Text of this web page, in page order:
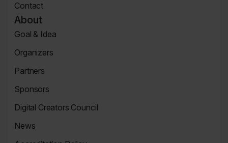
Contact
Contact
Page
About
Goal & Idea
Page
Organizers
Page
Partners
Page
Sponsors
Page
Digital Creators Council
Digital
News